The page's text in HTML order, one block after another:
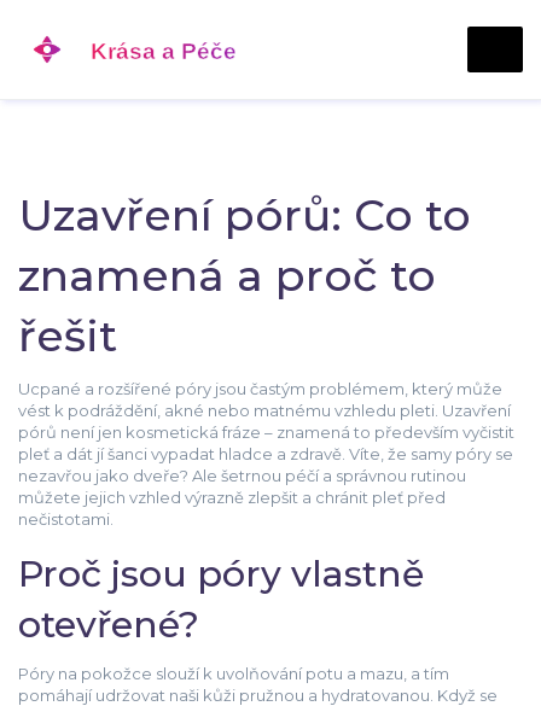
Uzavření pórů: Co to
znamená a proč to
řešit
Ucpané a rozšířené póry jsou častým problémem, který může
vést k podráždění, akné nebo matnému vzhledu pleti. Uzavření
pórů není jen kosmetická fráze – znamená to především vyčistit
pleť a dát jí šanci vypadat hladce a zdravě. Víte, že samy póry se
nezavřou jako dveře? Ale šetrnou péčí a správnou rutinou
můžete jejich vzhled výrazně zlepšit a chránit pleť před
nečistotami.
Proč jsou póry vlastně
otevřené?
Póry na pokožce slouží k uvolňování potu a mazu, a tím
pomáhají udržovat naši kůži pružnou a hydratovanou. Když se